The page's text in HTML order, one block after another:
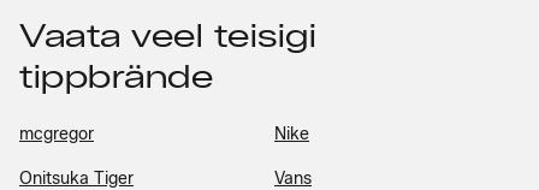
Vaata veel teisigi
tippbrände
mcgregor Nike
Onitsuka Tiger Vans